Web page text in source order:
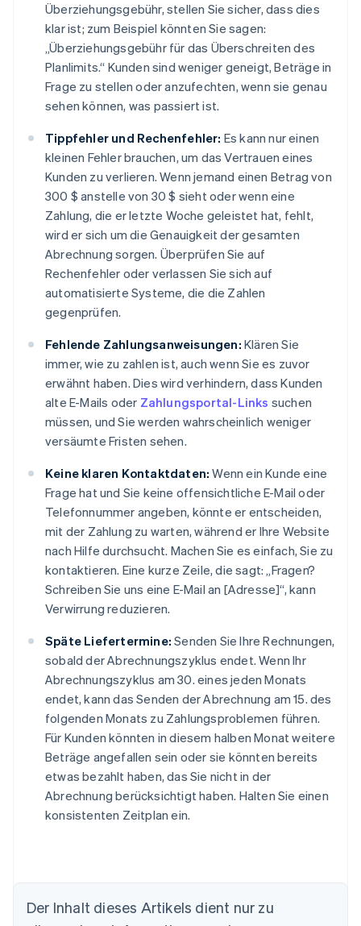
Überziehungsgebühr, stellen Sie sicher, dass dies
klar ist; zum Beispiel könnten Sie sagen:
„Überziehungsgebühr für das Überschreiten des
Planlimits.“ Kunden sind weniger geneigt, Beträge in
Frage zu stellen oder anzufechten, wenn sie genau
sehen können, was passiert ist.
Tippfehler und Rechenfehler: Es kann nur einen
kleinen Fehler brauchen, um das Vertrauen eines
Kunden zu verlieren. Wenn jemand einen Betrag von
300 $ anstelle von 30 $ sieht oder wenn eine
Zahlung, die er letzte Woche geleistet hat, fehlt,
wird er sich um die Genauigkeit der gesamten
Abrechnung sorgen. Überprüfen Sie auf
Rechenfehler oder verlassen Sie sich auf
automatisierte Systeme, die die Zahlen
gegenprüfen.
Fehlende Zahlungsanweisungen: Klären Sie
immer, wie zu zahlen ist, auch wenn Sie es zuvor
erwähnt haben. Dies wird verhindern, dass Kunden
alte E-Mails oder Zahlungsportal-Links suchen
müssen, und Sie werden wahrscheinlich weniger
versäumte Fristen sehen.
Keine klaren Kontaktdaten: Wenn ein Kunde eine
Frage hat und Sie keine offensichtliche E-Mail oder
Telefonnummer angeben, könnte er entscheiden,
mit der Zahlung zu warten, während er Ihre Website
nach Hilfe durchsucht. Machen Sie es einfach, Sie zu
kontaktieren. Eine kurze Zeile, die sagt: „Fragen?
Schreiben Sie uns eine E-Mail an [Adresse]“, kann
Verwirrung reduzieren.
Späte Liefertermine: Senden Sie Ihre Rechnungen,
sobald der Abrechnungszyklus endet. Wenn Ihr
Abrechnungszyklus am 30. eines jeden Monats
endet, kann das Senden der Abrechnung am 15. des
folgenden Monats zu Zahlungsproblemen führen.
Für Kunden könnten in diesem halben Monat weitere
Beträge angefallen sein oder sie könnten bereits
etwas bezahlt haben, das Sie nicht in der
Abrechnung berücksichtigt haben. Halten Sie einen
konsistenten Zeitplan ein.
Der Inhalt dieses Artikels dient nur zu
Australien